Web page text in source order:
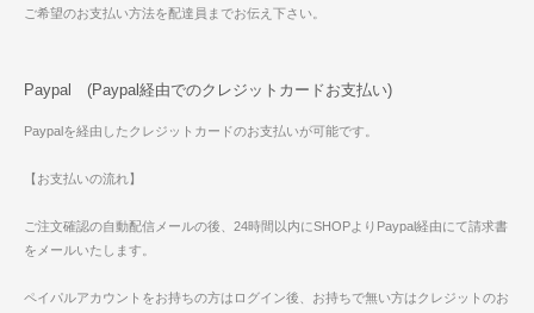
ご希望のお支払い方法を配達員までお伝え下さい。
Paypal (Paypal経由でのクレジットカードお支払い)
Paypalを経由したクレジットカードのお支払いが可能です。
【お支払いの流れ】
ご注文確認の自動配信メールの後、24時間以内にSHOPよりPaypal経由にて請求書
をメールいたします。
ペイパルアカウントをお持ちの方はログイン後、お持ちで無い方はクレジットのお